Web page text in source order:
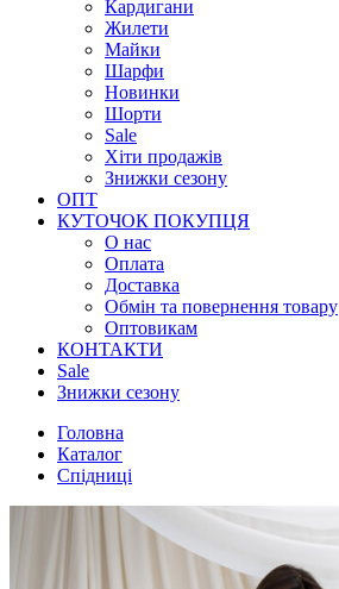
Кардигани
Жилети
Майки
Шарфи
Новинки
Шорти
Sale
Хіти продажів
Знижки сезону
ОПТ
КУТОЧОК ПОКУПЦЯ
О нас
Оплата
Доставка
Обмін та повернення товару
Оптовикам
КОНТАКТИ
Sale
Знижки сезону
Головна
Каталог
Спідниці